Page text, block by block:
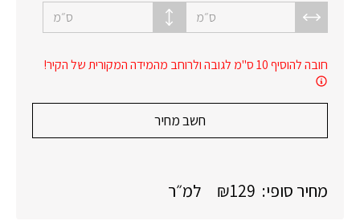
ס״מ
ס״מ
חובה להוסיף 10 ס"מ לגובה ולרוחב מהמידה המקורית של הקיר!
חשב מחיר
מחיר סופי: ₪129 למ״ר